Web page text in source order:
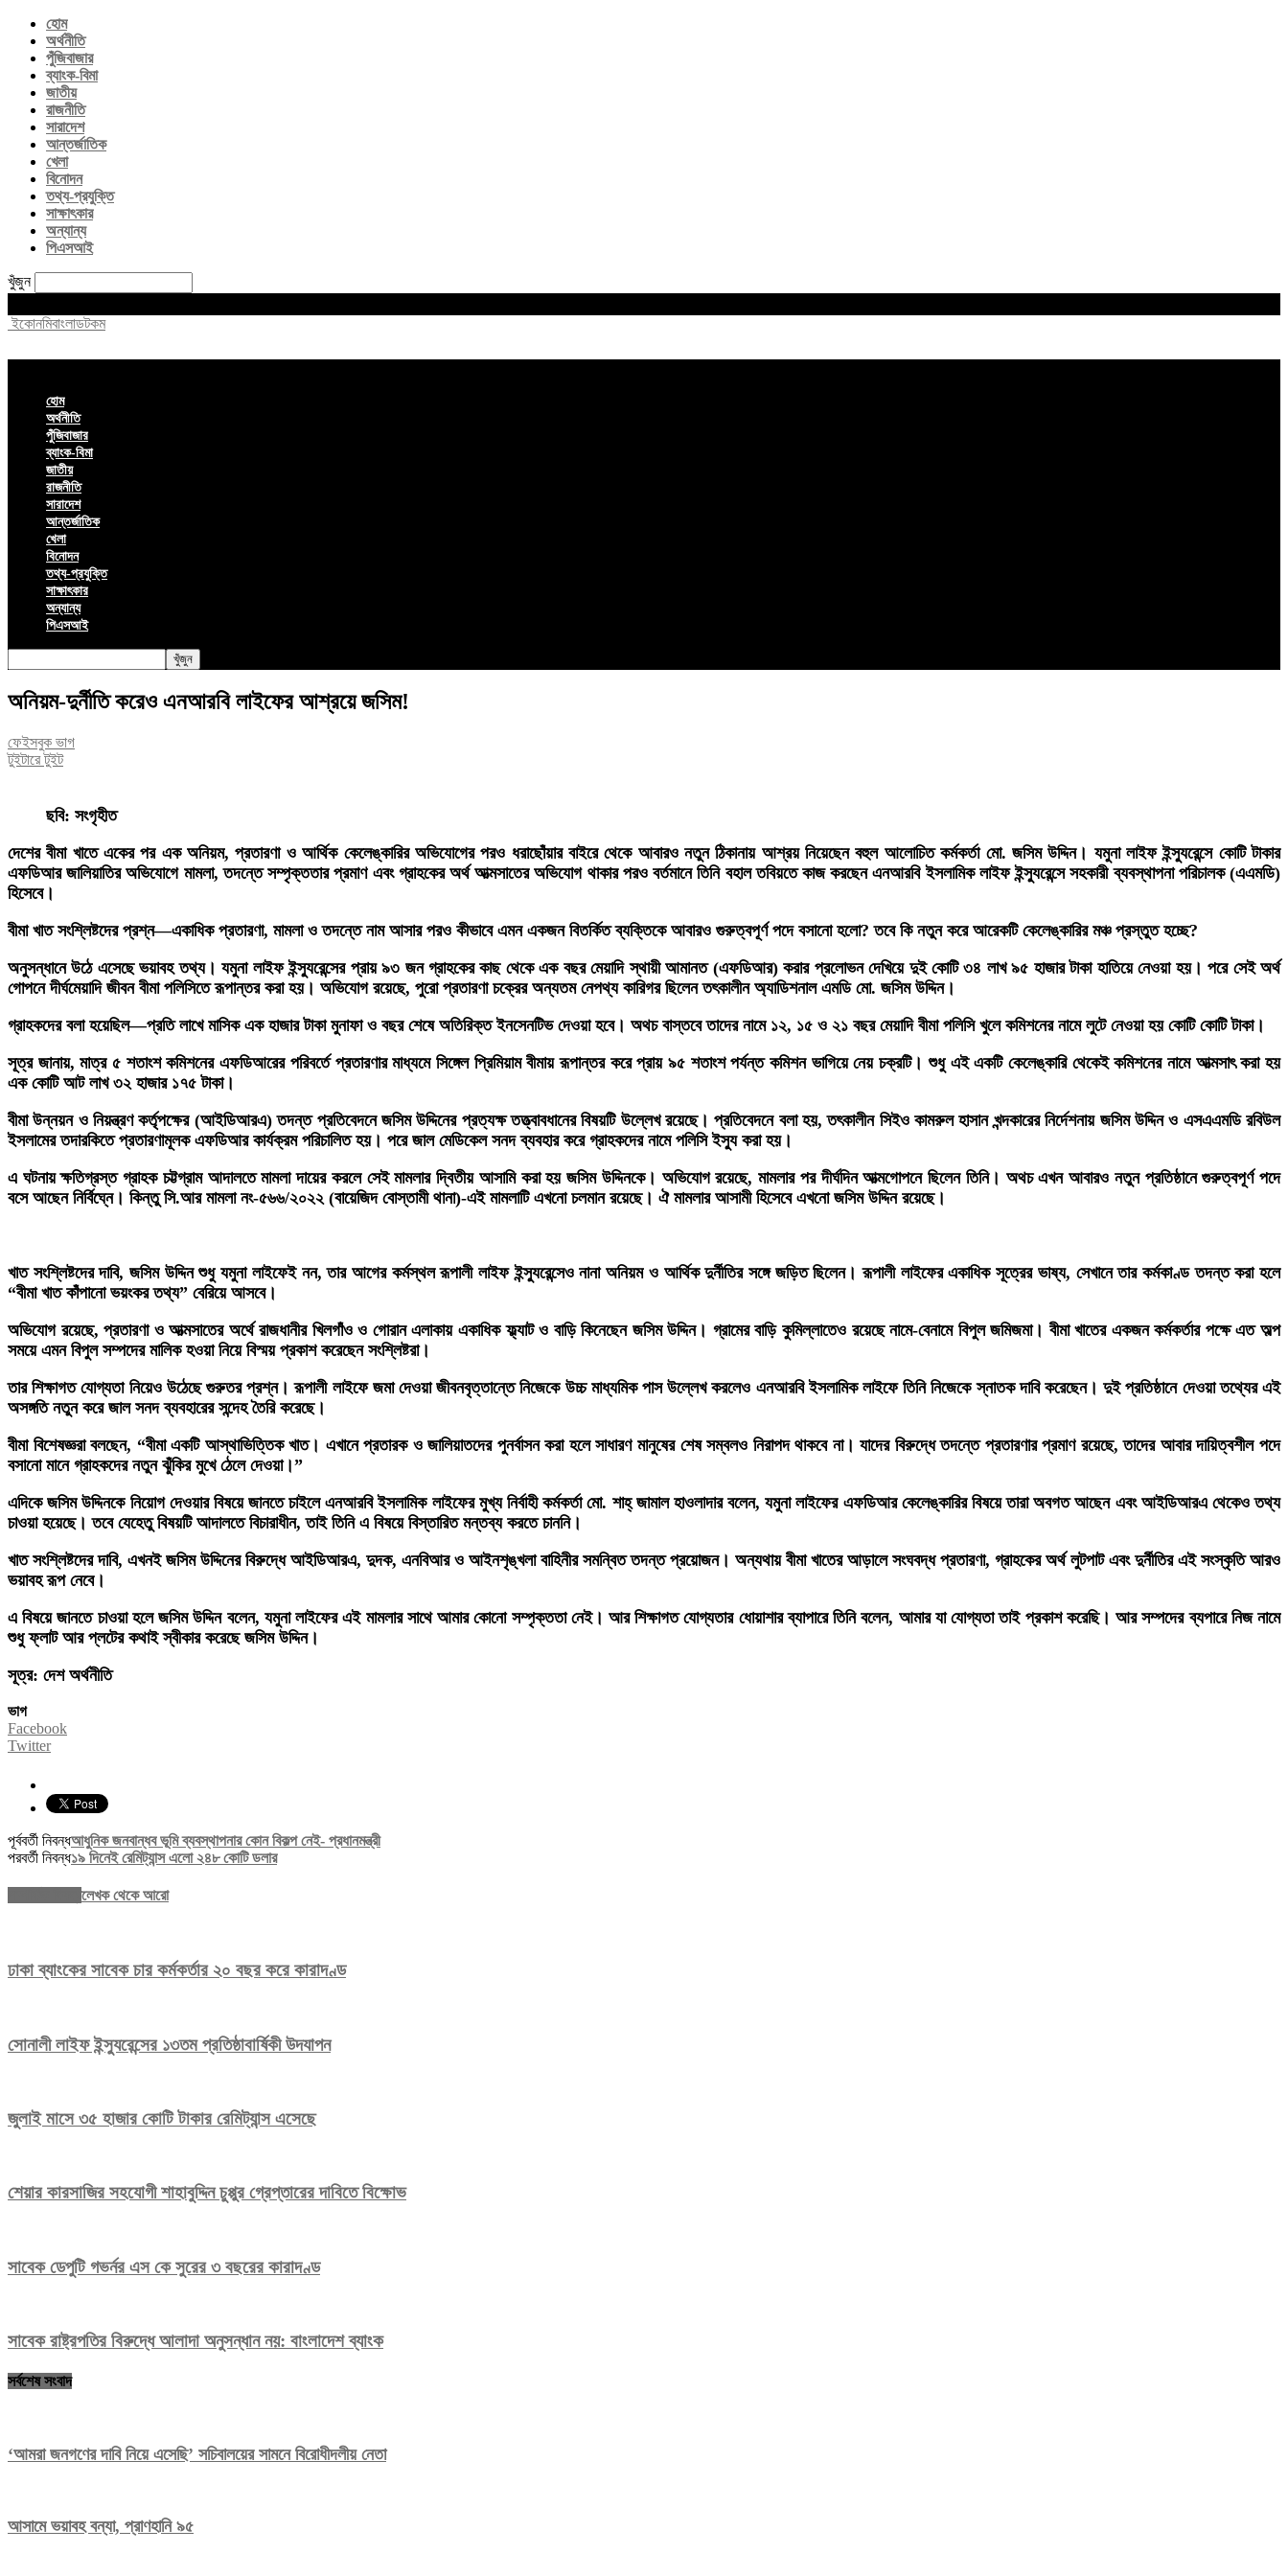
হোম
অর্থনীতি
পুঁজিবাজার
ব্যাংক-বিমা
জাতীয়
রাজনীতি
সারাদেশ
আন্তর্জাতিক
খেলা
বিনোদন
তথ্য-প্রযুক্তি
সাক্ষাৎকার
অন্যান্য
পিএসআই
খুঁজুন
ইকোনমিবাংলাডটকম
হোম
অর্থনীতি
পুঁজিবাজার
ব্যাংক-বিমা
জাতীয়
রাজনীতি
সারাদেশ
আন্তর্জাতিক
খেলা
বিনোদন
তথ্য-প্রযুক্তি
সাক্ষাৎকার
অন্যান্য
পিএসআই
অনিয়ম-দুর্নীতি করেও এনআরবি লাইফের আশ্রয়ে জসিম!
ফেইসবুক ভাগ
টুইটারে টুইট
ছবি: সংগৃহীত
দেশের বীমা খাতে একের পর এক অনিয়ম, প্রতারণা ও আর্থিক কেলেঙ্কারির অভিযোগের পরও ধরাছোঁয়ার বাইরে থেকে আবারও নতুন ঠিকানায় আশ্রয় নিয়েছেন বহুল আলোচিত কর্মকর্তা মো. জসিম উদ্দিন। যমুনা লাইফ ইন্স্যুরেন্সে কোটি টাকার
এফডিআর জালিয়াতির অভিযোগে মামলা, তদন্তে সম্পৃক্ততার প্রমাণ এবং গ্রাহকের অর্থ আত্মসাতের অভিযোগ থাকার পরও বর্তমানে তিনি বহাল তবিয়তে কাজ করছেন এনআরবি ইসলামিক লাইফ ইন্স্যুরেন্সে সহকারী ব্যবস্থাপনা পরিচালক (এএমডি)
হিসেবে।
বীমা খাত সংশ্লিষ্টদের প্রশ্ন—একাধিক প্রতারণা, মামলা ও তদন্তে নাম আসার পরও কীভাবে এমন একজন বিতর্কিত ব্যক্তিকে আবারও গুরুত্বপূর্ণ পদে বসানো হলো? তবে কি নতুন করে আরেকটি কেলেঙ্কারির মঞ্চ প্রস্তুত হচ্ছে?
অনুসন্ধানে উঠে এসেছে ভয়াবহ তথ্য। যমুনা লাইফ ইন্স্যুরেন্সের প্রায় ৯৩ জন গ্রাহকের কাছ থেকে এক বছর মেয়াদি স্থায়ী আমানত (এফডিআর) করার প্রলোভন দেখিয়ে দুই কোটি ৩৪ লাখ ৯৫ হাজার টাকা হাতিয়ে নেওয়া হয়। পরে সেই অর্থ
গোপনে দীর্ঘমেয়াদি জীবন বীমা পলিসিতে রূপান্তর করা হয়। অভিযোগ রয়েছে, পুরো প্রতারণা চক্রের অন্যতম নেপথ্য কারিগর ছিলেন তৎকালীন অ্যাডিশনাল এমডি মো. জসিম উদ্দিন।
গ্রাহকদের বলা হয়েছিল—প্রতি লাখে মাসিক এক হাজার টাকা মুনাফা ও বছর শেষে অতিরিক্ত ইনসেনটিভ দেওয়া হবে। অথচ বাস্তবে তাদের নামে ১২, ১৫ ও ২১ বছর মেয়াদি বীমা পলিসি খুলে কমিশনের নামে লুটে নেওয়া হয় কোটি কোটি টাকা।
সূত্র জানায়, মাত্র ৫ শতাংশ কমিশনের এফডিআরের পরিবর্তে প্রতারণার মাধ্যমে সিঙ্গেল প্রিমিয়াম বীমায় রূপান্তর করে প্রায় ৯৫ শতাংশ পর্যন্ত কমিশন ভাগিয়ে নেয় চক্রটি। শুধু এই একটি কেলেঙ্কারি থেকেই কমিশনের নামে আত্মসাৎ করা হয়
এক কোটি আট লাখ ৩২ হাজার ১৭৫ টাকা।
বীমা উন্নয়ন ও নিয়ন্ত্রণ কর্তৃপক্ষের (আইডিআরএ) তদন্ত প্রতিবেদনে জসিম উদ্দিনের প্রত্যক্ষ তত্ত্বাবধানের বিষয়টি উল্লেখ রয়েছে। প্রতিবেদনে বলা হয়, তৎকালীন সিইও কামরুল হাসান খন্দকারের নির্দেশনায় জসিম উদ্দিন ও এসএএমডি রবিউল
ইসলামের তদারকিতে প্রতারণামূলক এফডিআর কার্যক্রম পরিচালিত হয়। পরে জাল মেডিকেল সনদ ব্যবহার করে গ্রাহকদের নামে পলিসি ইস্যু করা হয়।
এ ঘটনায় ক্ষতিগ্রস্ত গ্রাহক চট্টগ্রাম আদালতে মামলা দায়ের করলে সেই মামলার দ্বিতীয় আসামি করা হয় জসিম উদ্দিনকে। অভিযোগ রয়েছে, মামলার পর দীর্ঘদিন আত্মগোপনে ছিলেন তিনি। অথচ এখন আবারও নতুন প্রতিষ্ঠানে গুরুত্বপূর্ণ পদে
বসে আছেন নির্বিঘ্নে। কিন্তু সি.আর মামলা নং-৫৬৬/২০২২ (বায়েজিদ বোস্তামী থানা)-এই মামলাটি এখনো চলমান রয়েছে। ঐ মামলার আসামী হিসেবে এখনো জসিম উদ্দিন রয়েছে।
খাত সংশ্লিষ্টদের দাবি, জসিম উদ্দিন শুধু যমুনা লাইফেই নন, তার আগের কর্মস্থল রূপালী লাইফ ইন্স্যুরেন্সেও নানা অনিয়ম ও আর্থিক দুর্নীতির সঙ্গে জড়িত ছিলেন। রূপালী লাইফের একাধিক সূত্রের ভাষ্য, সেখানে তার কর্মকাণ্ড তদন্ত করা হলে
“বীমা খাত কাঁপানো ভয়ংকর তথ্য” বেরিয়ে আসবে।
অভিযোগ রয়েছে, প্রতারণা ও আত্মসাতের অর্থে রাজধানীর খিলগাঁও ও গোরান এলাকায় একাধিক ফ্ল্যাট ও বাড়ি কিনেছেন জসিম উদ্দিন। গ্রামের বাড়ি কুমিল্লাতেও রয়েছে নামে-বেনামে বিপুল জমিজমা। বীমা খাতের একজন কর্মকর্তার পক্ষে এত অল্প
সময়ে এমন বিপুল সম্পদের মালিক হওয়া নিয়ে বিস্ময় প্রকাশ করেছেন সংশ্লিষ্টরা।
তার শিক্ষাগত যোগ্যতা নিয়েও উঠেছে গুরুতর প্রশ্ন। রূপালী লাইফে জমা দেওয়া জীবনবৃত্তান্তে নিজেকে উচ্চ মাধ্যমিক পাস উল্লেখ করলেও এনআরবি ইসলামিক লাইফে তিনি নিজেকে স্নাতক দাবি করেছেন। দুই প্রতিষ্ঠানে দেওয়া তথ্যের এই
অসঙ্গতি নতুন করে জাল সনদ ব্যবহারের সন্দেহ তৈরি করেছে।
বীমা বিশেষজ্ঞরা বলছেন, “বীমা একটি আস্থাভিত্তিক খাত। এখানে প্রতারক ও জালিয়াতদের পুনর্বাসন করা হলে সাধারণ মানুষের শেষ সম্বলও নিরাপদ থাকবে না। যাদের বিরুদ্ধে তদন্তে প্রতারণার প্রমাণ রয়েছে, তাদের আবার দায়িত্বশীল পদে
বসানো মানে গ্রাহকদের নতুন ঝুঁকির মুখে ঠেলে দেওয়া।”
এদিকে জসিম উদ্দিনকে নিয়োগ দেওয়ার বিষয়ে জানতে চাইলে এনআরবি ইসলামিক লাইফের মুখ্য নির্বাহী কর্মকর্তা মো. শাহ্ জামাল হাওলাদার বলেন, যমুনা লাইফের এফডিআর কেলেঙ্কারির বিষয়ে তারা অবগত আছেন এবং আইডিআরএ থেকেও তথ্য
চাওয়া হয়েছে। তবে যেহেতু বিষয়টি আদালতে বিচারাধীন, তাই তিনি এ বিষয়ে বিস্তারিত মন্তব্য করতে চাননি।
খাত সংশ্লিষ্টদের দাবি, এখনই জসিম উদ্দিনের বিরুদ্ধে আইডিআরএ, দুদক, এনবিআর ও আইনশৃঙ্খলা বাহিনীর সমন্বিত তদন্ত প্রয়োজন। অন্যথায় বীমা খাতের আড়ালে সংঘবদ্ধ প্রতারণা, গ্রাহকের অর্থ লুটপাট এবং দুর্নীতির এই সংস্কৃতি আরও
ভয়াবহ রূপ নেবে।
এ বিষয়ে জানতে চাওয়া হলে জসিম উদ্দিন বলেন, যমুনা লাইফের এই মামলার সাথে আমার কোনো সম্পৃক্ততা নেই। আর শিক্ষাগত যোগ্যতার ধোয়াশার ব্যাপারে তিনি বলেন, আমার যা যোগ্যতা তাই প্রকাশ করেছি। আর সম্পদের ব্যপারে নিজ নামে
শুধু ফ্লাট আর প্লটের কথাই স্বীকার করেছে জসিম উদ্দিন।
সূত্র: দেশ অর্থনীতি
ভাগ
Facebook
Twitter
পূর্ববর্তী নিবন্ধআধুনিক জনবান্ধব ভূমি ব্যবস্থাপনার কোন বিকল্প নেই- প্রধানমন্ত্রী
পরবর্তী নিবন্ধ১৯ দিনেই রেমিট্যান্স এলো ২৪৮ কোটি ডলার
লেখক থেকে আরো
ঢাকা ব্যাংকের সাবেক চার কর্মকর্তার ২০ বছর করে কারাদণ্ড
সোনালী লাইফ ইন্স্যুরেন্সের ১৩তম প্রতিষ্ঠাবার্ষিকী উদযাপন
জুলাই মাসে ৩৫ হাজার কোটি টাকার রেমিট্যান্স এসেছে
শেয়ার কারসাজির সহযোগী শাহাবুদ্দিন চুপ্পুর গ্রেপ্তারের দাবিতে বিক্ষোভ
সাবেক ডেপুটি গভর্নর এস কে সুরের ৩ বছরের কারাদণ্ড
সাবেক রাষ্ট্রপতির বিরুদ্ধে আলাদা অনুসন্ধান নয়: বাংলাদেশ ব্যাংক
সর্বশেষ সংবাদ
‘আমরা জনগণের দাবি নিয়ে এসেছি’ সচিবালয়ের সামনে বিরোধীদলীয় নেতা
আসামে ভয়াবহ বন্যা, প্রাণহানি ৯৫